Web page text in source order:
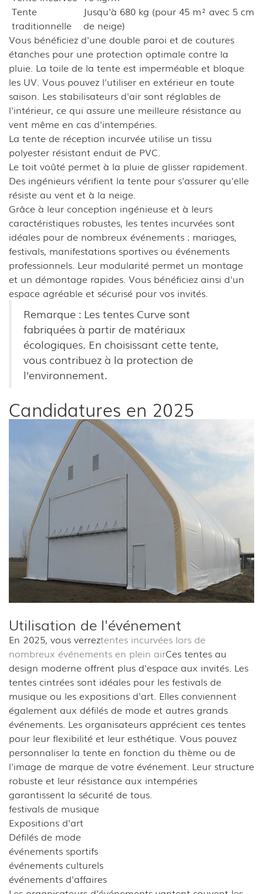
Tente
traditionnelle
Jusqu'à 680 kg (pour 45 m² avec 5 cm
de neige)
Vous bénéficiez d'une double paroi et de coutures
étanches pour une protection optimale contre la
pluie. La toile de la tente est imperméable et bloque
les UV. Vous pouvez l'utiliser en extérieur en toute
saison. Les stabilisateurs d'air sont réglables de
l'intérieur, ce qui assure une meilleure résistance au
vent même en cas d'intempéries.
La tente de réception incurvée utilise un tissu
polyester résistant enduit de PVC.
Le toit voûté permet à la pluie de glisser rapidement.
Des ingénieurs vérifient la tente pour s'assurer qu'elle
résiste au vent et à la neige.
Grâce à leur conception ingénieuse et à leurs
caractéristiques robustes, les tentes incurvées sont
idéales pour de nombreux événements : mariages,
festivals, manifestations sportives ou événements
professionnels. Leur modularité permet un montage
et un démontage rapides. Vous bénéficiez ainsi d'un
espace agréable et sécurisé pour vos invités.
Remarque : Les tentes Curve sont
fabriquées à partir de matériaux
écologiques. En choisissant cette tente,
vous contribuez à la protection de
l’environnement.
Candidatures en 2025
Utilisation de l'événement
En 2025, vous verreztentes incurvées lors de
nombreux événements en plein airCes tentes au
design moderne offrent plus d'espace aux invités. Les
tentes cintrées sont idéales pour les festivals de
musique ou les expositions d'art. Elles conviennent
également aux défilés de mode et autres grands
événements. Les organisateurs apprécient ces tentes
pour leur flexibilité et leur esthétique. Vous pouvez
personnaliser la tente en fonction du thème ou de
l'image de marque de votre événement. Leur structure
robuste et leur résistance aux intempéries
garantissent la sécurité de tous.
festivals de musique
Expositions d'art
Défilés de mode
événements sportifs
événements culturels
événements d'affaires